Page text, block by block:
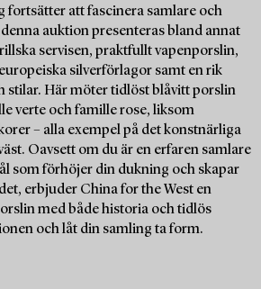
fortsätter att fascinera samlare och
auktion presenteras bland annat
servisen, praktfullt vapenporslin,
silverförlagor samt en rik
stilar. Här möter tidlöst blåvitt porslin
verte och famille rose, liksom
– alla exempel på det konstnärliga
Oavsett om du är en erfaren samlare
som förhöjer din dukning och skapar
erbjuder China for the West en
med både historia och tidlös
och låt din samling ta form.